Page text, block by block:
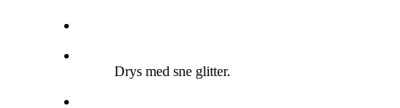
Drys med sne glitter.